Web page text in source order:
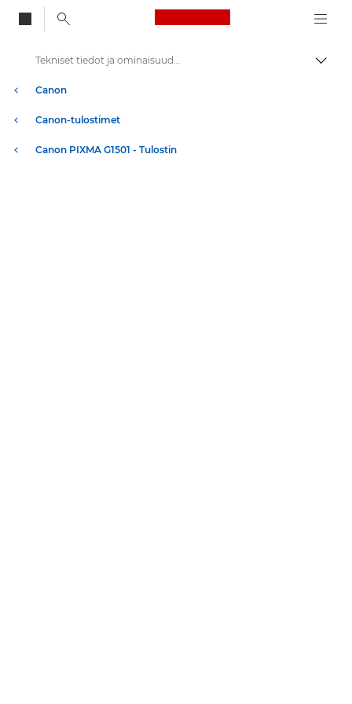
Canon Logo, back
Canon
Canon-tulostimet
Canon PIXMA G1501 - Tulostin
Tekniset tiedot ja ominaisuudet – PIXMA G1501